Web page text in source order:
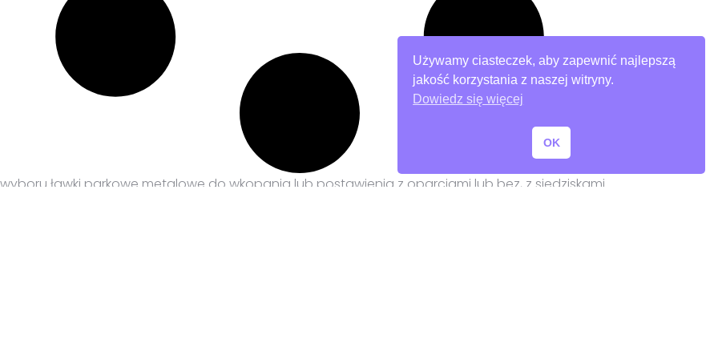
Używamy ciasteczek, aby zapewnić najlepszą
jakość korzystania z naszej witryny.
Dowiedz się więcej
OK
ławki parkowe metalowe do wkopania lub postawienia z oparciami lub bez, z siedziskami